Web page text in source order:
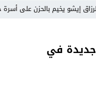
على أسرة جمعية الوفاء 14:43
في